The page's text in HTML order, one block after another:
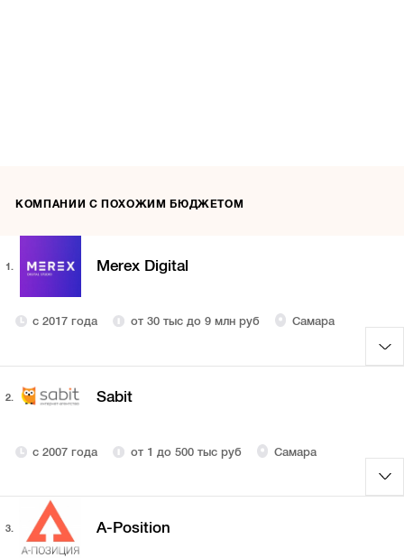
КОМПАНИИ С ПОХОЖИМ БЮДЖЕТОМ
1. Merex Digital
с 2017 года от 30 тыс до 9 млн руб Самара
2. Sabit
с 2007 года от 1 до 500 тыс руб Самара
3. A-Position